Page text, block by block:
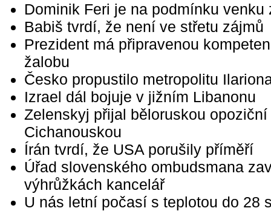
Dominik Feri je na podmínku venku
Babiš tvrdí, že není ve střetu zájmů
Prezident má připravenou
žalobu
Česko propustilo metropolitu
Izrael dál bojuje v jižním Libanonu
Zelenskyj přijal běloruskou
Cichanouskou
Írán tvrdí, že USA porušily příměří
Úřad slovenského ombudsmana
výhrůžkách kancelář
U nás letní počasí s teplotou do 28